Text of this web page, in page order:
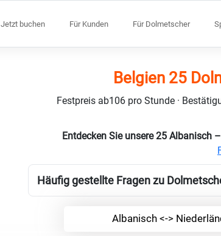
Jetzt buchen Für Kunden Für Dolmetscher
Belgien 25
Festpreis ab106 pro Stunde ·
Entdecken Sie unsere 25 Albanisch
Häufig gestellte Fragen zu
Albanisch <->